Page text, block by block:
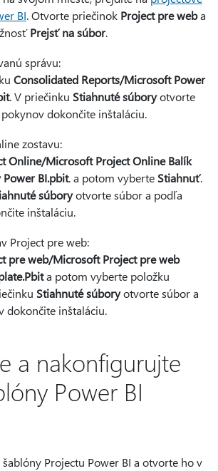
BI. Otvorte priečinok Project pre weba
Prejsť na súbor.
správu:
Consolidated Reports/Microsoft Power
. V priečinku Stiahnuté súboryotvorte
dokončite inštaláciu.
zostavu:
Online/Microsoft Project Online Balík
BI.pbit. a potom vyberte Stiahnuť.
súboryotvorte súbor a podľa
inštaláciu.
Project pre web:
pre web/Microsoft Project pre web
a potom vyberte položku
Stiahnuté súboryotvorte súbor a
dokončite inštaláciu.
a nakonfigurujte
Power BI
Projectu Power BI a otvorte ho v